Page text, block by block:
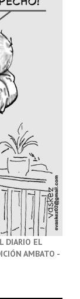
DIARIO EL
AMBATO -